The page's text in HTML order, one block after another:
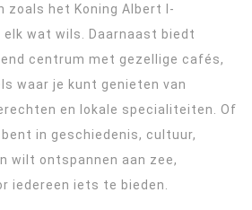
zoals het Koning Albert I-
wat wils. Daarnaast biedt
centrum met gezellige cafés,
waar je kunt genieten van
en lokale specialiteiten. Of
in geschiedenis, cultuur,
wilt ontspannen aan zee,
iedereen iets te bieden.